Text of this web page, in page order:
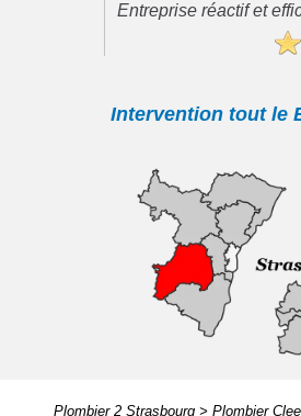
Entreprise réactif et
Intervention tout le
Plombier 2 Strasbourg> Plombier